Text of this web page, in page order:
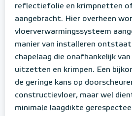
reflectiefolie en krimpnetten
aangebracht. Hier overheen
vloerverwarmingssysteem
manier van installeren ontstaat
chapelaag die onafhankelijk
uitzetten en krimpen. Een
de geringe kans op
constructievloer, maar wel
minimale laagdikte